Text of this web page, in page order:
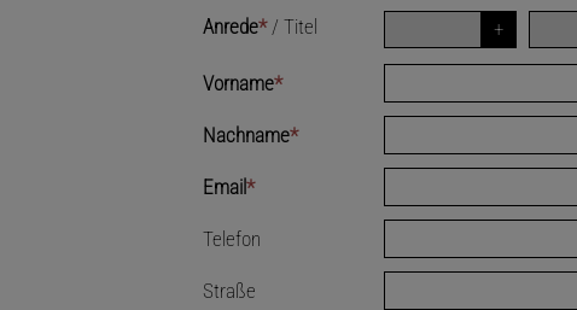
Anrede*/Titel
Vorname*
Nachname*
Email*
Telefon
Straße